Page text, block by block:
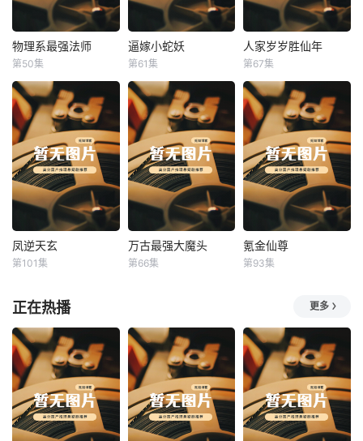
物理系最强法师
物理系最强法师
第50集
逼嫁小蛇妖
逼嫁小蛇妖
第61集
人家岁岁胜仙年
人家岁岁胜仙年
第67集
凤逆天玄
凤逆天玄
第101集
万古最强大魔头
万古最强大魔头
第66集
氪金仙尊
氪金仙尊
第93集
正在热播 更多